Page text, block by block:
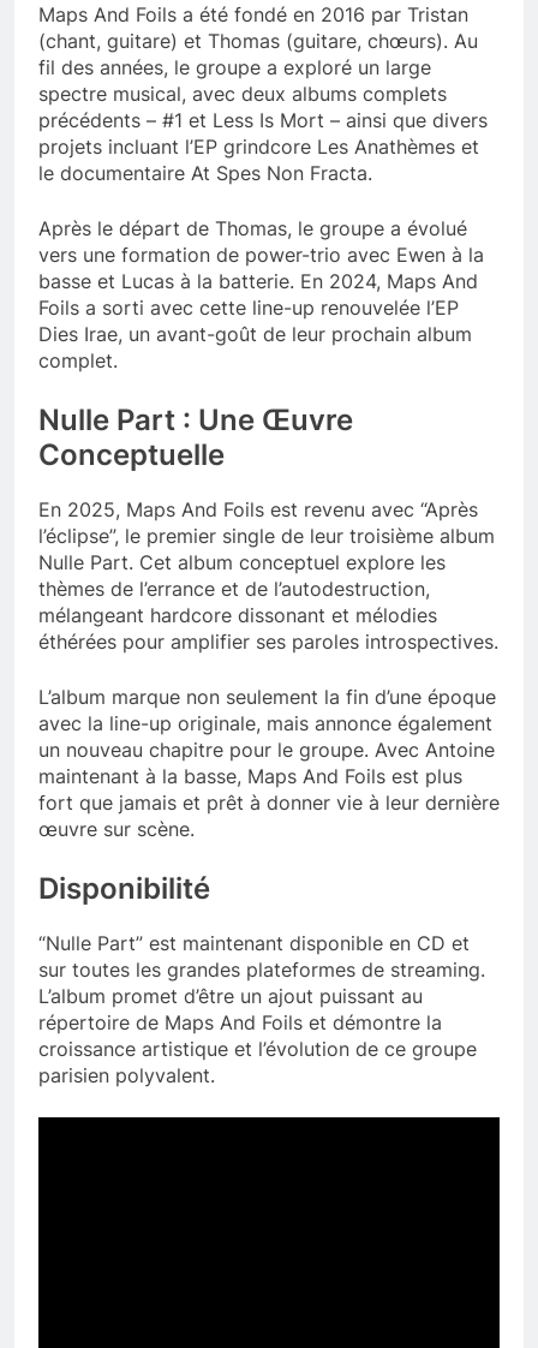
Maps And Foils a été fondé en 2016 par Tristan
(chant, guitare) et Thomas (guitare, chœurs). Au
fil des années, le groupe a exploré un large
spectre musical, avec deux albums complets
précédents – #1 et Less Is Mort – ainsi que divers
projets incluant l’EP grindcore Les Anathèmes et
le documentaire At Spes Non Fracta.
Après le départ de Thomas, le groupe a évolué
vers une formation de power-trio avec Ewen à la
basse et Lucas à la batterie. En 2024, Maps And
Foils a sorti avec cette line-up renouvelée l’EP
Dies Irae, un avant-goût de leur prochain album
complet.
Nulle Part : Une Œuvre
Conceptuelle
En 2025, Maps And Foils est revenu avec “Après
l’éclipse”, le premier single de leur troisième album
Nulle Part. Cet album conceptuel explore les
thèmes de l’errance et de l’autodestruction,
mélangeant hardcore dissonant et mélodies
éthérées pour amplifier ses paroles introspectives.
L’album marque non seulement la fin d’une époque
avec la line-up originale, mais annonce également
un nouveau chapitre pour le groupe. Avec Antoine
maintenant à la basse, Maps And Foils est plus
fort que jamais et prêt à donner vie à leur dernière
œuvre sur scène.
Disponibilité
“Nulle Part” est maintenant disponible en CD et
sur toutes les grandes plateformes de streaming.
L’album promet d’être un ajout puissant au
répertoire de Maps And Foils et démontre la
croissance artistique et l’évolution de ce groupe
parisien polyvalent.